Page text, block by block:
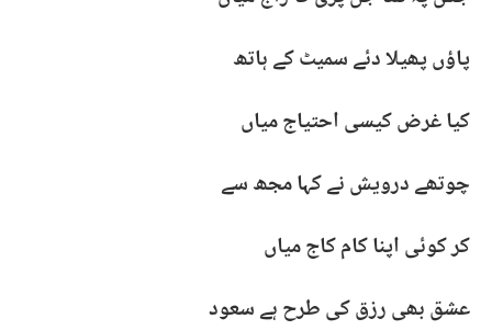
پاؤں پھیلا دئے سمیٹ کے ہاتھ
کیا غرض کیسی احتیاج میاں
چوتھے درویش نے کہا مجھ سے
کر کوئی اپنا کام کاج میاں
عشق بھی رزق کی طرح ہے سعود